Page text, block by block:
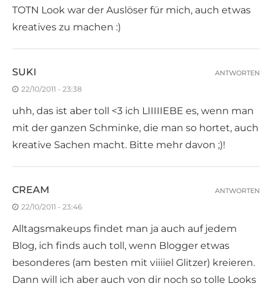
TOTN Look war der Auslöser für mich, auch etwas
kreatives zu machen :)
SUKI
22/10/2011 - 23:38
uhh, das ist aber toll <3 ich LIIIIIEBE es, wenn man
mit der ganzen Schminke, die man so hortet, auch
kreative Sachen macht. Bitte mehr davon ;)!
ANTWORTEN
CREAM
22/10/2011 - 23:46
Alltagsmakeups findet man ja auch auf jedem
Blog, ich finds auch toll, wenn Blogger etwas
besonderes (am besten mit viiiiel Glitzer) kreieren.
Dann will ich aber auch von dir noch so tolle Looks
ANTWORTEN